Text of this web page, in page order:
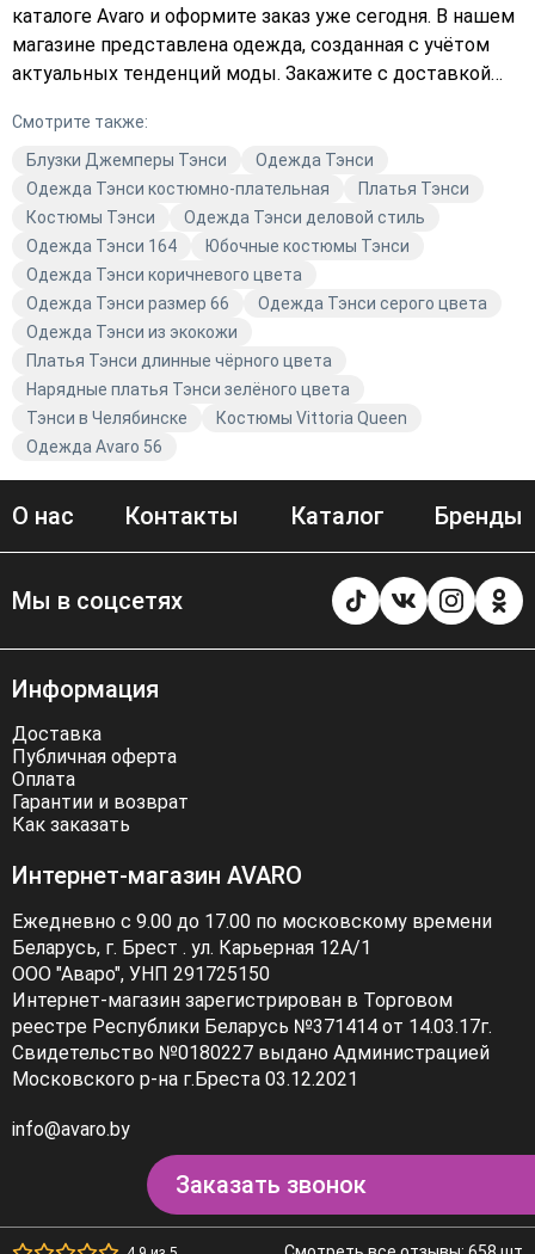
каталоге Avaro и оформите заказ уже сегодня. В нашем
магазине представлена одежда, созданная с учётом
актуальных тенденций моды. Закажите с доставкой
в свою коллекцию модной одежды. Купите то, что
подчеркнёт ваш стиль и сделает каждый день
особенным.
Смотрите также:
Блузки Джемперы Тэнси
Одежда Тэнси
Одежда Тэнси костюмно-плательная
Платья Тэнси
Костюмы Тэнси
Одежда Тэнси деловой стиль
Одежда Тэнси 164
Юбочные костюмы Тэнси
Одежда Тэнси коричневого цвета
Одежда Тэнси размер 66
Одежда Тэнси серого цвета
Одежда Тэнси из экокожи
Платья Тэнси длинные чёрного цвета
Нарядные платья Тэнси зелёного цвета
Тэнси в Челябинске
Костюмы Vittoria Queen
Одежда Avaro 56
О нас Контакты Каталог Бренды
Мы в соцсетях
Информация
Доставка
Публичная оферта
Оплата
Гарантии и возврат
Как заказать
Интернет-магазин AVARO
Ежедневно с 9.00 до 17.00 по московскому времени
Беларусь, г. Брест . ул. Карьерная 12А/1
ООО "Аваро", УНП 291725150
Интернет-магазин зарегистрирован в Торговом
реестре Республики Беларусь №371414 от 14.03.17г.
Свидетельство №0180227 выдано Администрацией
Московского р-на г.Бреста 03.12.2021
info@avaro.by
Заказать звонок